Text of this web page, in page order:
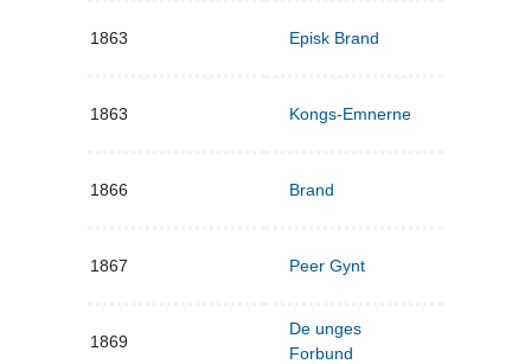
1863 Episk Brand
1863 Kongs-Emnerne
1866 Brand
1867 Peer Gynt
1869
De unges
Forbund